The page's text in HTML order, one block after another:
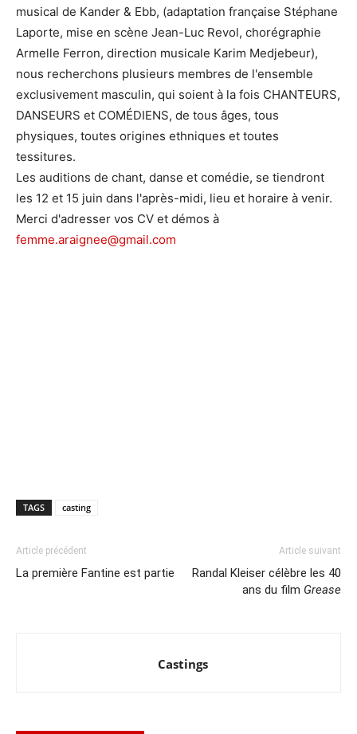
musical de Kander & Ebb, (adaptation française Stéphane
Laporte, mise en scène Jean-Luc Revol, chorégraphie
Armelle Ferron, direction musicale Karim Medjebeur),
nous recherchons plusieurs membres de l'ensemble
exclusivement masculin, qui soient à la fois CHANTEURS,
DANSEURS et COMÉDIENS, de tous âges, tous
physiques, toutes origines ethniques et toutes
tessitures.
Les auditions de chant, danse et comédie, se tiendront
les 12 et 15 juin dans l'après-midi, lieu et horaire à venir.
Merci d'adresser vos CV et démos à
femme.araignee@gmail.com
TAGS casting
Article précédent
La première Fantine est partie
Article suivant
Randal Kleiser célèbre les 40
ans du film Grease
Castings